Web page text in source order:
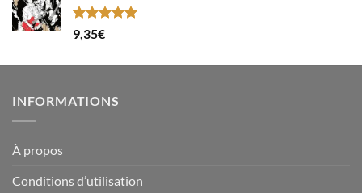
Note5.00
sur 5
9,35€
INFORMATIONS
À propos
Conditions d’utilisation